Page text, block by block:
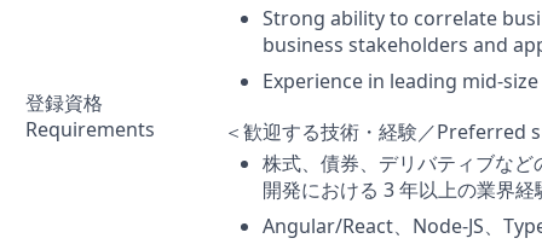
登録資格
Requirements
Strong ability to correlate
business stakeholders and
Experience in leading mid-
＜歓迎する技術・経験／Preferred
株式、債券、デリバティブな
開発における 3 年以上の業界経
Angular/React、Node-JS、